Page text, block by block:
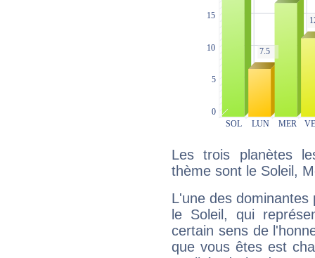
Les trois planètes
thème sont le Soleil,
L'une des
le Soleil, qui
certain sens de
que vous êtes est